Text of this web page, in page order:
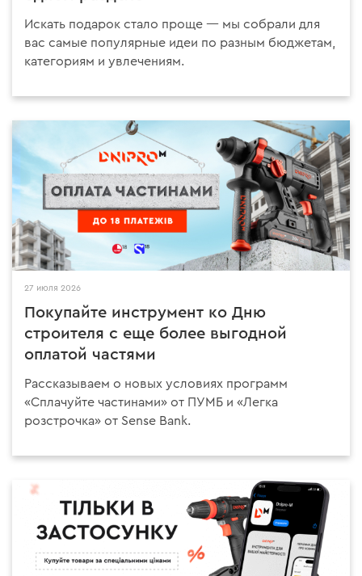
Искать подарок стало проще — мы собрали для
вас самые популярные идеи по разным бюджетам,
категориям и увлечениям.
27 июля 2026
Покупайте инструмент ко Дню
строителя с еще более выгодной
оплатой частями
Рассказываем о новых условиях программ
«Сплачуйте частинами» от ПУМБ и «Легка
розстрочка» от Sense Bank.